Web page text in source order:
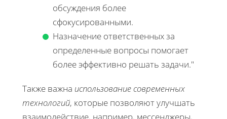
обсуждения более
сфокусированными.
Назначение ответственных за
определенные вопросы помогает
более эффективно решать задачи."
Также важна использование современных
технологий, которые позволяют улучшать
взаимодействие, например, мессенджеры,